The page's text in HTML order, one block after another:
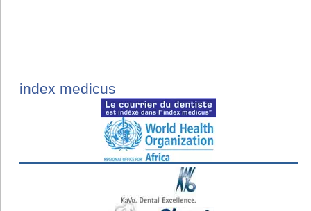
index medicus